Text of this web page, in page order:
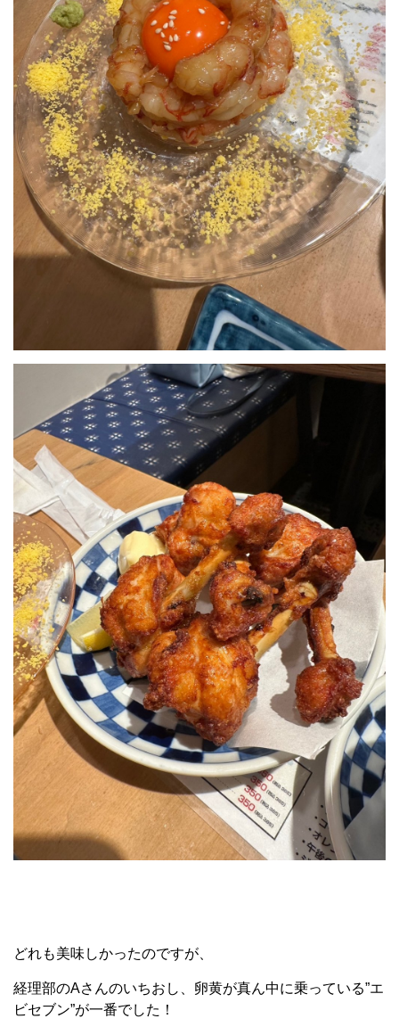
どれも美味しかったのですが、
経理部のAさんのいちおし、卵黄が真ん中に乗っている”エ
ビセブン”が一番でした！